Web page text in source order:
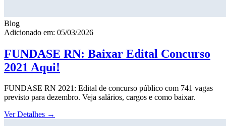
Blog
Adicionado em: 05/03/2026
FUNDASE RN: Baixar Edital Concurso
2021 Aqui!
FUNDASE RN 2021: Edital de concurso público com 741 vagas
previsto para dezembro. Veja salários, cargos e como baixar.
Ver Detalhes →